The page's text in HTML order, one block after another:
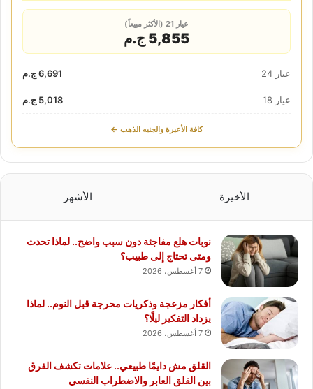
عيار 21 (الأكثر مبيعاً)
5,855 ج.م
عيار 24 6,691 ج.م
عيار 18 5,018 ج.م
كافة الأعيرة والجنيه الذهب ←
الأخيرة الأشهر
نوبات هلع مفاجئة دون سبب واضح.. لماذا تحدث
ومتى تحتاج إلى طبيب؟
7 أغسطس، 2026
أفكار مزعجة وذكريات محرجة قبل النوم.. لماذا
يزداد التفكير ليلًا؟
7 أغسطس، 2026
القلق مش دايمًا طبيعي.. علامات تكشف الفرق
بين القلق العابر والاضطراب النفسي